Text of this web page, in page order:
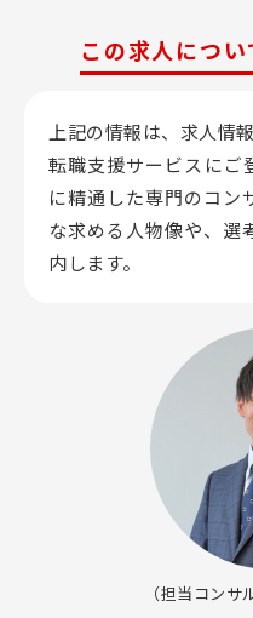
この求人につ
上記の情報は、求人情
転職支援サービスにご
に精通した専門のコン
な求める人物像や、選
内します。
（担当コンサ